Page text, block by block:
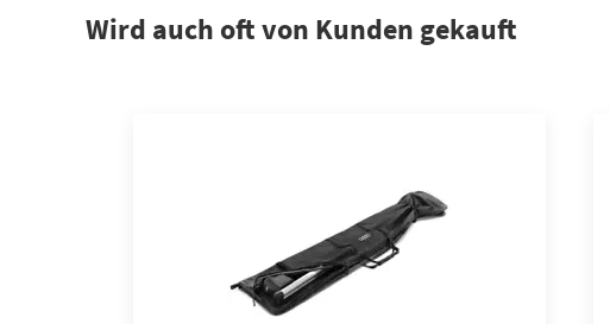
Wird auch oft von Kunden gekauft